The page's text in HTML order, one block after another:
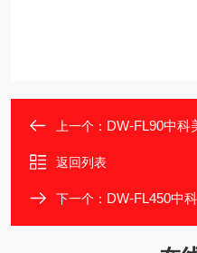
上一个： DW-FL90中
返回列表
下一个： DW-FL450中